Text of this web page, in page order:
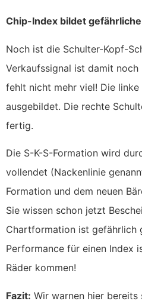
Chip-Index bildet
Noch ist die Schulter-Kopf-
Verkaufssignal ist damit
fehlt nicht mehr viel! Die
ausgebildet. Die rechte
fertig.
Die S-K-S-Formation wird
vollendet (Nackenlinie
Formation und dem neuen
Sie wissen schon jetzt
Chartformation ist gefährlich
Performance für einen Index
Räder kommen!
Fazit: Wir warnen hier